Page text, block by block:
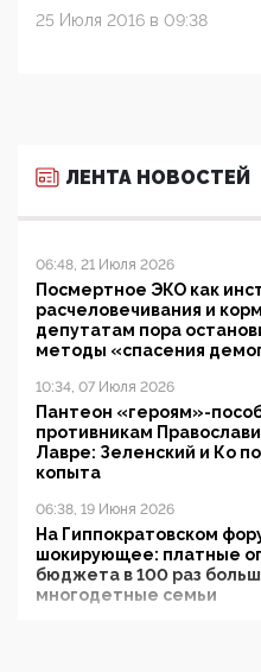
25 Июля 2016 в 09:38
ЛЕНТА НОВОСТЕЙ
06:48, 21 Июля 2026
Посмертное ЭКО как
расчеловечивания и
депутатам пора
методы «спасения
10:34, 07 Июля 2026
Пантеон «героям»-
противникам
Лавре: Зеленский и Ко
копыта
06:38, 19 Июня 2026
На Гиппократовском
шокирующее: платные
бюджета в 100 раз
многодетные семьи